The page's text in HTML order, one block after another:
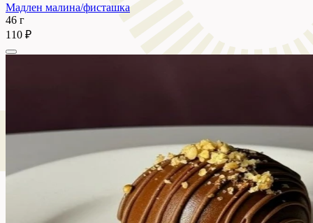
Мадлен малина/фисташка
46 г
110 ₽